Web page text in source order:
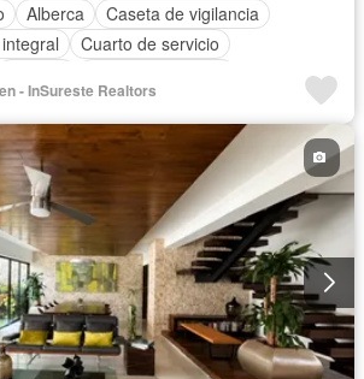
Alberca
Caseta de vigilancia
Cuarto de servicio
- InSureste Realtors